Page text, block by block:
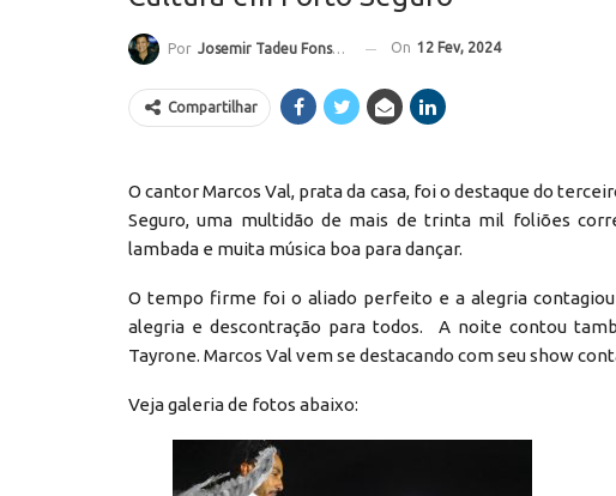
Por Josemir Tadeu Fonseca On 12 Fev, 2024
Compartilhar
O cantor Marcos Val, prata da casa, foi o destaque do
Seguro, uma multidão de mais de trinta mil foliões
lambada e muita música boa para dançar.
O tempo firme foi o aliado perfeito e a alegria
alegria e descontração para todos. A noite contou
Tayrone. Marcos Val vem se destacando com seu show
Veja galeria de fotos abaixo: